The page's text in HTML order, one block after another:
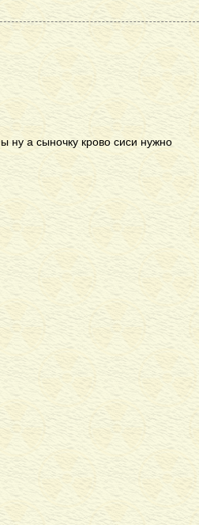
ну а сыночку крово сиси нужно